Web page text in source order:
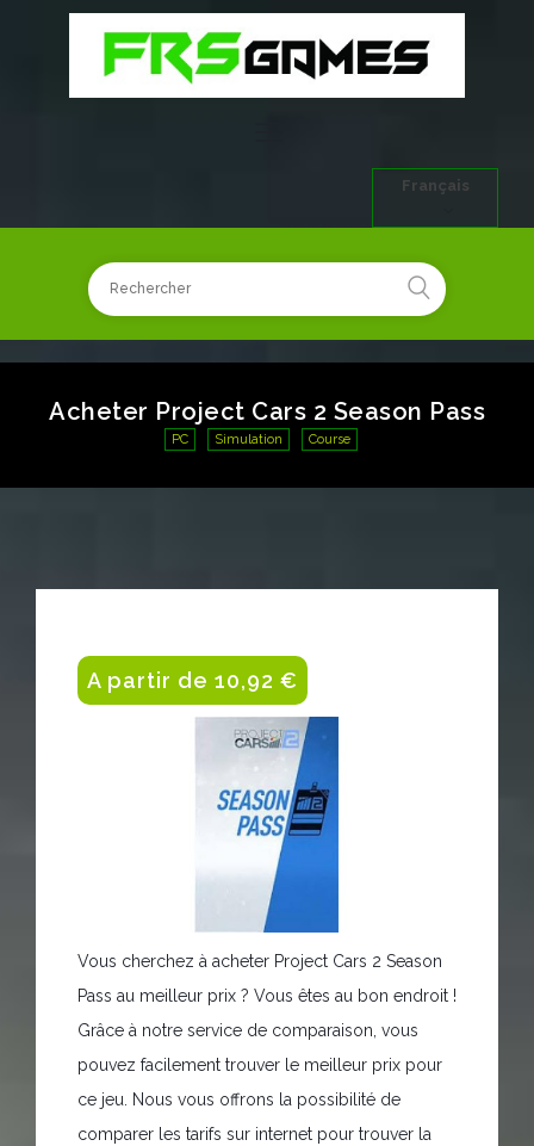
Français
Acheter Project Cars 2 Season Pass
PC Simulation Course
A partir de 10,92 €
Vous cherchez à acheter Project Cars 2 Season
Pass au meilleur prix ? Vous êtes au bon endroit !
Grâce à notre service de comparaison, vous
pouvez facilement trouver le meilleur prix pour
ce jeu. Nous vous offrons la possibilité de
comparer les tarifs sur internet pour trouver la